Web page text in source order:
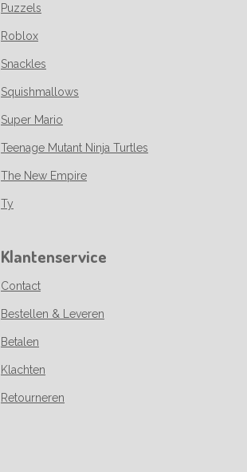
Puzzels
Roblox
Snackles
Squishmallows
Super Mario
Teenage Mutant Ninja Turtles
The New Empire
Ty
Klantenservice
Contact
Bestellen & Leveren
Betalen
Klachten
Retourneren